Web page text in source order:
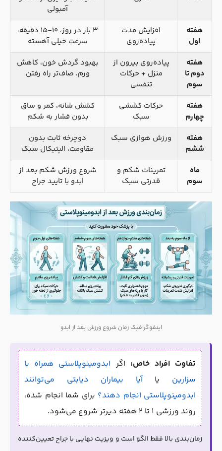
آمبولی
هفته
اول
افزایش مدت
پیاده‌روی
۳ بار در روز، ۱۰-۱۵ دقیقه،
سرعت خیلی آهسته
هفته
دوم تا
سوم
پیاده‌روی بیرون از
منزل + حرکات
تنفسی
بهبود گردش خون، کاهش
ورم، صاف‌تر راه رفتن
هفته
چهارم
حرکات کششی
سبک
کشش شانه، کمر و ساق
بدون فشار به شکم
هفته
ششم
ورزش هوازی سبک
دوچرخه ثابت بدون
مقاومت، الپتیکال سبک
ماه
سوم
تمرینات شکم و
قدرتی سبک
شروع ورزش شکم بعد از
ابدو با تایید جراح
اینفوگرافیک زمان شروع ورزش بعد از ابدو
تفاوت افراد خاص:اگرابدومینوپلاستی همراه با
سزارینیا
آیا بیماران دیابتی می‌توانند
ابدومینوپلاستی انجام دهند؟برای شما انجام شده،
روند ورزشی ۱ تا ۲ هفته دیرتر شروع می‌شود.
زمان‌بندی بالا فقط الگو است و ویزیت نهایی با جراح تعیین‌کننده